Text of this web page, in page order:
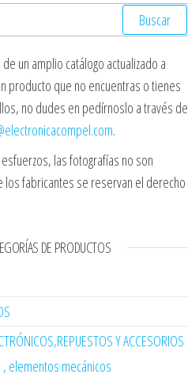
un amplio catálogo actualizado a
producto que no encuentras o tienes
no dudes en pedírnoslo a través de
.
las fotografías no son
los fabricantes se reservan el derecho
DE PRODUCTOS
Y ACCESORIOS
elementos mecánicos